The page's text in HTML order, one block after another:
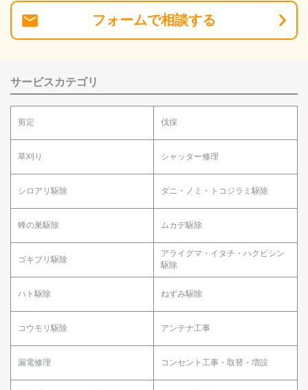
フォームで相談する
サービスカテゴリ
剪定 伐採
草刈り シャッター修理
シロアリ駆除 ダニ・ノミ・トコジラミ駆除
蜂の巣駆除 ムカデ駆除
ゴキブリ駆除
アライグマ・イタチ・ハクビシン
駆除
ハト駆除 ねずみ駆除
コウモリ駆除 アンテナ工事
漏電修理 コンセント工事・取替・増設